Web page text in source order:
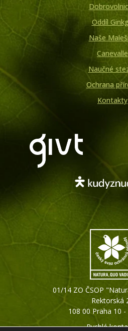
Oddíl
Naše
Canevalle
Naučné
Ochrana
Kontakty
01/14 ZO ČSOP
Rektorská
108 00 Praha 10
Rychlé